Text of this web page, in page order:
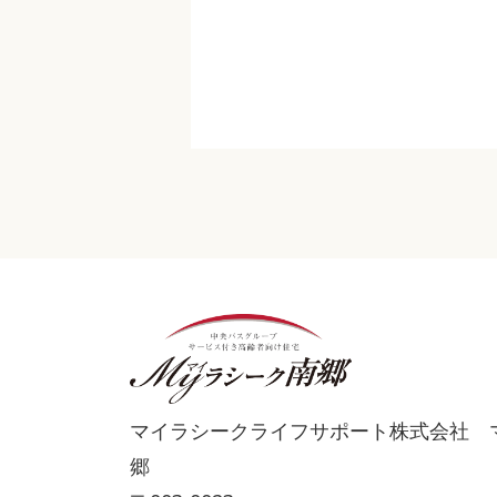
マイラシークライフサポート株式会社
郷